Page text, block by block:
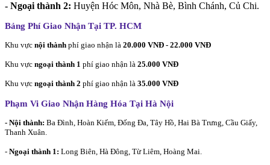
- Ngoại thành 2: Huyện Hóc Môn, Nhà Bè, Bình Chánh, Củ Chi.
Bảng Phí Giao Nhận Tại TP. HCM
Khu vực nội thành phí giao nhận là 20.000 VNĐ - 22.000 VNĐ
Khu vực ngoại thành 1 phí giao nhận là 25.000 VNĐ
Khu vực ngoại thành 2 phí giao nhận là 35.000 VNĐ
Phạm Vi Giao Nhận Hàng Hóa Tại Hà Nội
- Nội thành: Ba Đình, Hoàn Kiếm, Đống Đa, Tây Hồ, Hai Bà Trưng, Cầu Giấy,
Thanh Xuân.
- Ngoại thành 1: Long Biên, Hà Đông, Từ Liêm, Hoàng Mai.